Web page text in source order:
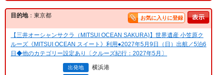
目的地：東京都 お気に入りに登録
【三井オーシャンサクラ（MITSUI OCEAN SAKURA)】世界遺産 小笠原ク
ルーズ《MITSUI OCEAN スイート》利用●2027年5月9日（日）出航／5泊6
日◆他のカテゴリー設定あり〔クルーズ紀行：2027年5月〕
出発地 横浜港